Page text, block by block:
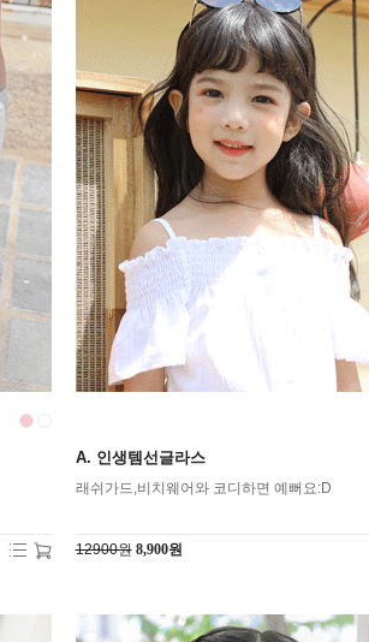
A. 인생템선글라스
래쉬가드,비치웨어와 코디하면 예뻐요:D
12900원 8,900원